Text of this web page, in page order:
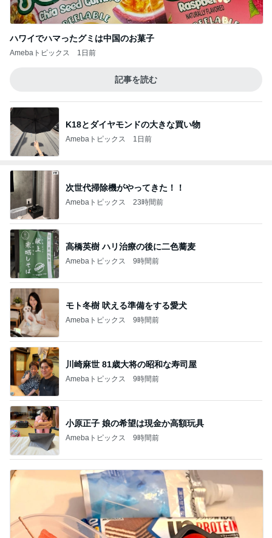
ハワイでハマったグミは中国のお菓子
Amebaトピックス 1日前
記事を読む
K18とダイヤモンドの大きな買い物
Amebaトピックス 1日前
次世代掃除機がやってきた！！
Amebaトピックス 23時間前
高橋英樹 ハリ治療の後に二色蕎麦
Amebaトピックス 9時間前
モト冬樹 吠える準備をする愛犬
Amebaトピックス 9時間前
川崎麻世 81歳大将の昭和な寿司屋
Amebaトピックス 9時間前
小原正子 娘の希望は現金か高額玩具
Amebaトピックス 9時間前